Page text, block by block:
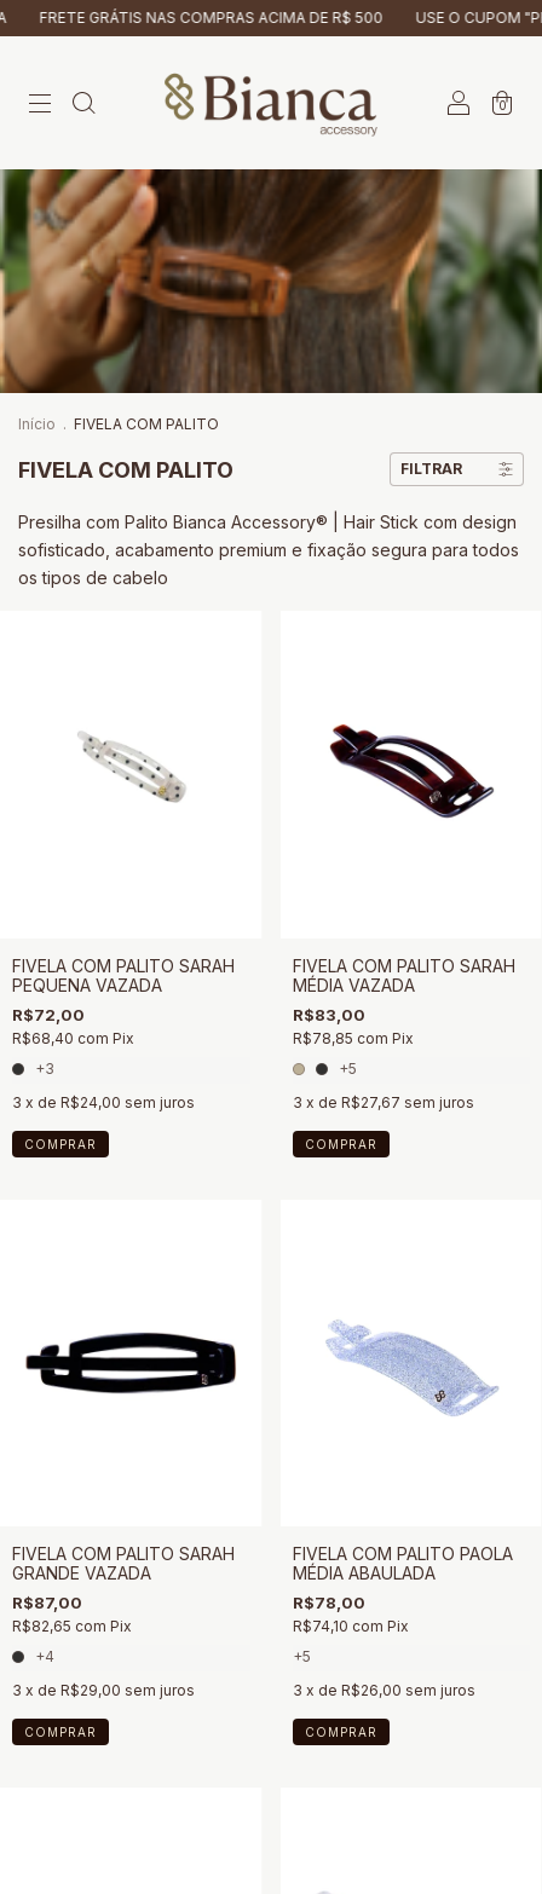
FRETE GRÁTIS NAS COMPRAS ACIMA DE R$ 500 USE O CUPOM
0
Início . FIVELA COM PALITO
FIVELA COM PALITO FILTRAR
Presilha com Palito Bianca Accessory® | Hair Stick com design
sofisticado, acabamento premium e fixação segura para todos
os tipos de cabelo
FIVELA COM PALITO SARAH
PEQUENA VAZADA
R$72,00
R$68,40 com Pix
+3
3 x de R$24,00 sem juros
COMPRAR
FIVELA COM PALITO SARAH
MÉDIA VAZADA
R$83,00
R$78,85 com Pix
+5
3 x de R$27,67 sem juros
COMPRAR
FIVELA COM PALITO SARAH
GRANDE VAZADA
R$87,00
R$82,65 com Pix
+4
3 x de R$29,00 sem juros
COMPRAR
FIVELA COM PALITO PAOLA
MÉDIA ABAULADA
R$78,00
R$74,10 com Pix
+5
3 x de R$26,00 sem juros
COMPRAR